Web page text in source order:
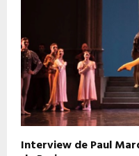
Interview de Paul